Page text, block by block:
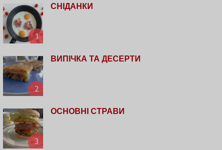
1
СНІДАНКИ
2
ВИПІЧКА ТА ДЕСЕРТИ
3
ОСНОВНІ СТРАВИ